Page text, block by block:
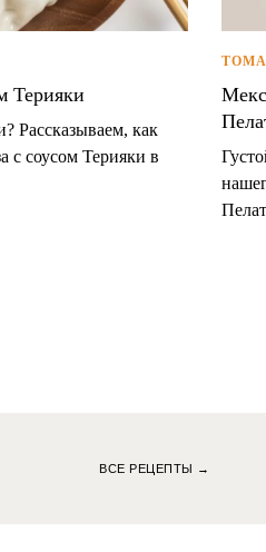
Терияки
Рассказываем, как
с соусом Терияки в
ВСЕ РЕЦЕПТЫ →